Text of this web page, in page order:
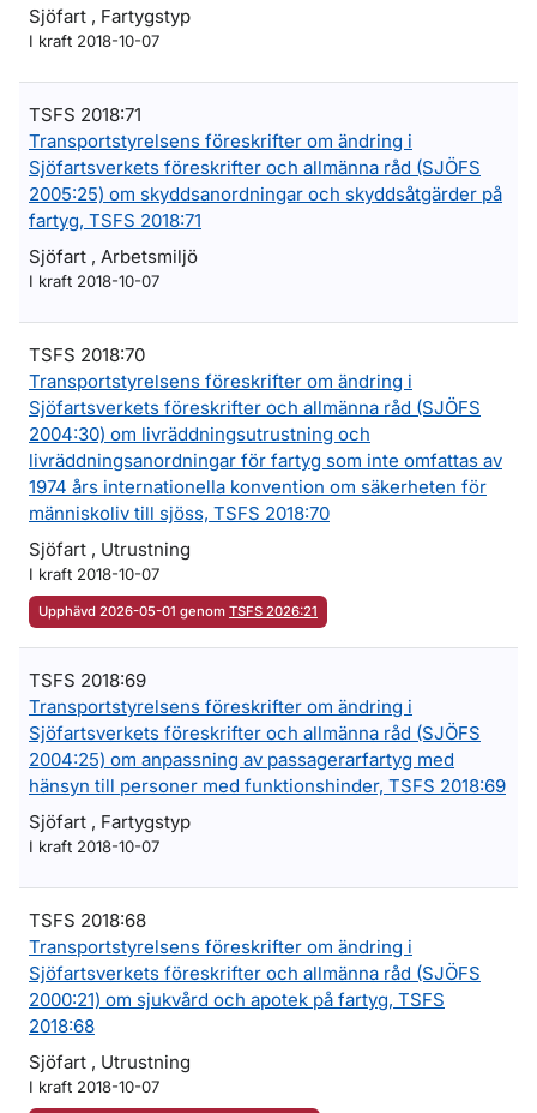
Sjöfart , Fartygstyp
I kraft 2018-10-07
TSFS 2018:71
Transportstyrelsens föreskrifter om ändring i
Sjöfartsverkets föreskrifter och allmänna råd (SJÖFS
2005:25) om skyddsanordningar och skyddsåtgärder på
fartyg, TSFS 2018:71
Sjöfart , Arbetsmiljö
I kraft 2018-10-07
TSFS 2018:70
Transportstyrelsens föreskrifter om ändring i
Sjöfartsverkets föreskrifter och allmänna råd (SJÖFS
2004:30) om livräddningsutrustning och
livräddningsanordningar för fartyg som inte omfattas av
1974 års internationella konvention om säkerheten för
människoliv till sjöss, TSFS 2018:70
Sjöfart , Utrustning
I kraft 2018-10-07
Upphävd 2026-05-01 genom TSFS 2026:21
TSFS 2018:69
Transportstyrelsens föreskrifter om ändring i
Sjöfartsverkets föreskrifter och allmänna råd (SJÖFS
2004:25) om anpassning av passagerarfartyg med
hänsyn till personer med funktionshinder, TSFS 2018:69
Sjöfart , Fartygstyp
I kraft 2018-10-07
TSFS 2018:68
Transportstyrelsens föreskrifter om ändring i
Sjöfartsverkets föreskrifter och allmänna råd (SJÖFS
2000:21) om sjukvård och apotek på fartyg, TSFS
2018:68
Sjöfart , Utrustning
I kraft 2018-10-07